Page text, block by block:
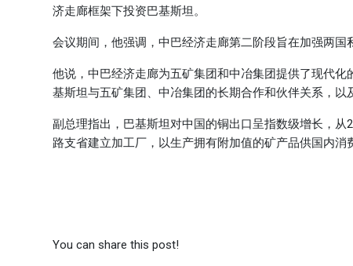
济走廊框架下投资巴基斯坦。
会议期间，他强调，中巴经济走廊第二阶段旨在加强两国
他说，中巴经济走廊为五矿集团和中冶集团提供了现代
基斯坦与五矿集团、中冶集团的长期合作和伙伴关系，以
副总理指出，巴基斯坦对中国的铜出口呈指数级增长，
路支省建立加工厂，以生产拥有附加值的矿产品供国内消
You can share this post!